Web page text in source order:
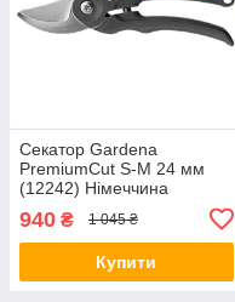
Секатор Gardena
PremiumCut S-M 24 мм
(12242) Німеччина
940 ₴ 1 045 ₴
Купити